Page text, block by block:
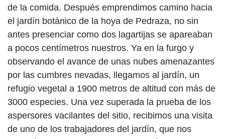
de la comida. Después emprendimos camino hacia
el jardín botánico de la hoya de Pedraza, no sin
antes presenciar como dos lagartijas se apareaban
a pocos centímetros nuestros. Ya en la furgo y
observando el avance de unas nubes amenazantes
por las cumbres nevadas, llegamos al jardín, un
refugio vegetal a 1900 metros de altitud con más de
3000 especies. Una vez superada la prueba de los
aspersores vacilantes del sitio, recibimos una visita
de uno de los trabajadores del jardín, que nos